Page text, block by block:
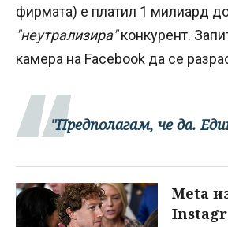
фирмата) е платил 1 милиард
"неутрализира"конкурент.
камера на Facebook да се
"Предполагам, че да.
Meta